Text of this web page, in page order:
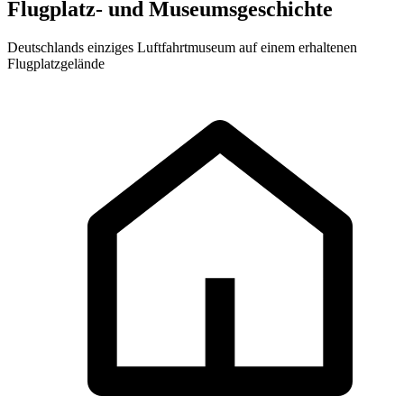
Flugplatz- und Museums­geschichte
Deutschlands einziges Luftfahrtmuseum auf einem erhaltenen
Flugplatzgelände